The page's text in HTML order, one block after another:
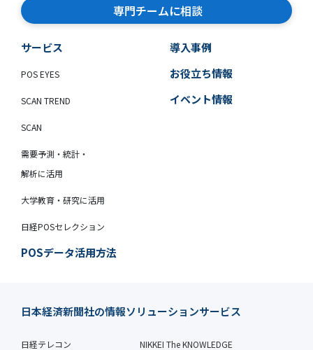
専門チームに相談
サービス
POS EYES
SCAN TREND
SCAN
需要予測・統計・
解析に活用
大学教育・研究に活用
日経POSセレクション
POSデータ活用方法
導入事例
お役立ち情報
イベント情報
日本経済新聞社の情報ソリューションサービス
日経テレコン NIKKEI The KNOWLEDGE